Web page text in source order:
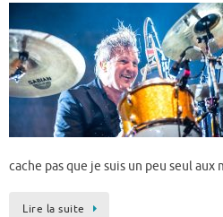
cache pas que je suis un peu seul
Lire la suite